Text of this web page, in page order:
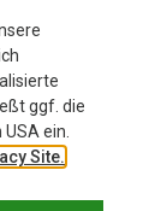
ggf. die
ein.
Site.